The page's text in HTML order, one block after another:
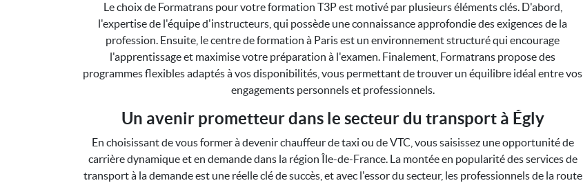
Le choix de Formatrans pour votre formation T3P est motivé par plusieurs éléments clés. D'abord,
l'expertise de l'équipe d'instructeurs, qui possède une connaissance approfondie des exigences de la
profession. Ensuite, le centre de formation à Paris est un environnement structuré qui encourage
l'apprentissage et maximise votre préparation à l'examen. Finalement, Formatrans propose des
programmes flexibles adaptés à vos disponibilités, vous permettant de trouver un équilibre idéal entre vos
engagements personnels et professionnels.
Un avenir prometteur dans le secteur du transport à Égly
En choisissant de vous former à devenir chauffeur de taxi ou de VTC, vous saisissez une opportunité de
carrière dynamique et en demande dans la région Île-de-France. La montée en popularité des services de
transport à la demande est une réelle clé de succès, et avec l'essor du secteur, les professionnels de la route